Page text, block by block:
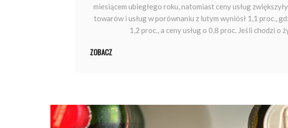
miesiącem ubiegłego roku, natomiast ceny usług
towarów i usług w porównaniu z lutym wyniósł 1,1 proc.,
1,2 proc., a ceny usług o 0,8 proc. Jeśli chodzi o
ZOBACZ